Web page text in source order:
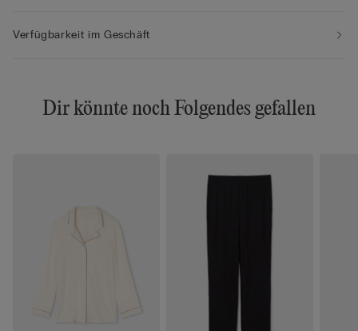
Verfügbarkeit im Geschäft
Dir könnte noch Folgendes gefallen